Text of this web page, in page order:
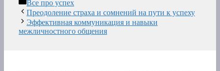
Все про успех
Преодоление страха и сомнений на пути к успеху
Эффективная коммуникация и навыки
межличностного общения